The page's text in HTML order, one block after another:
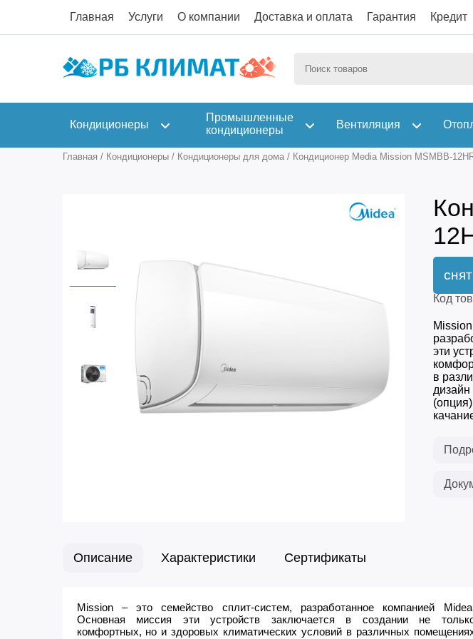
Главная Услуги О компании Доставка и оплата Гарантия Кредит
Кондиционеры
Промышленные
кондиционеры
Вентиляция
Главная / Кондиционеры / Кондиционеры для дома / Кондиционер Media Mission MSMBB-
Код
эти
в
дизайн
Описание Характеристики Сертификаты
Mission – это семейство сплит-систем, разработанное компанией
Основная миссия эти устройств заключается в создании не
комфортных, но и здоровых климатических условий в различных